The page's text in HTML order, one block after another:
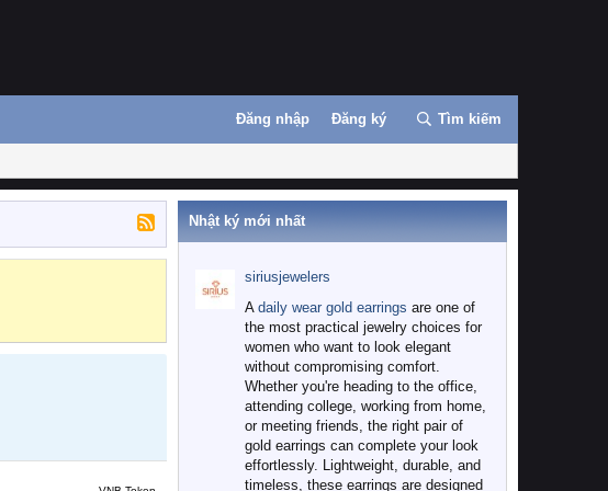
Đăng nhập Đăng ký Tìm kiếm
Nhật ký mới nhất
siriusjewelers
A daily wear gold earrings are one of
the most practical jewelry choices for
women who want to look elegant
without compromising comfort.
Whether you're heading to the office,
attending college, working from home,
or meeting friends, the right pair of
gold earrings can complete your look
effortlessly. Lightweight, durable, and
timeless, these earrings are designed